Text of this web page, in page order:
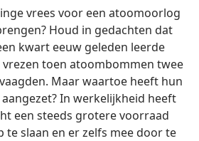
vrees voor een atoomoorlog
Houd in gedachten dat
kwart eeuw geleden leerde
toen atoombommen twee
Maar waartoe heeft hun
In werkelijkheid heeft
een steeds grotere voorraad
te slaan en er zelfs mee door te